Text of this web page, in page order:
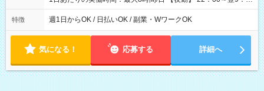
00 ※週1日～OK ／ 夜勤専従 ＊＊ 勤務時間例 ＊＊ ■22時か
ら翌7時 ■23時から翌8時 ■24時から翌9時 など ※上記の時間
ます。 ※曜日固定（毎週同じ曜日での勤務となります）
特徴 週1日からOK / 日払いOK / 副業・WワークOK
気になる！ 応募する 詳細へ